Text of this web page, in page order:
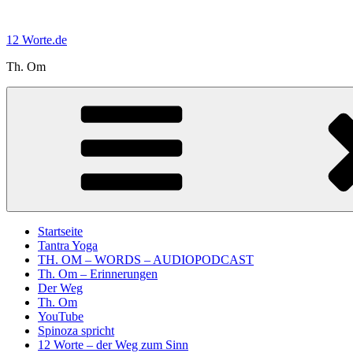
springen
12 Worte.de
Th. Om
Startseite
Tantra Yoga
TH. OM – WORDS – AUDIOPODCAST
Th. Om – Erinnerungen
Der Weg
Th. Om
YouTube
Spinoza spricht
12 Worte – der Weg zum Sinn